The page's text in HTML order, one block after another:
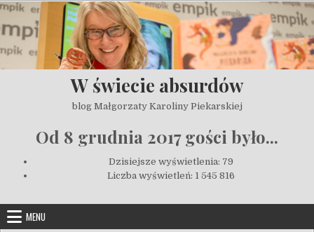
Skip to content
W świecie absurdów
blog Małgorzaty Karoliny Piekarskiej
Od 8 grudnia 2017 gości było...
Dzisiejsze wyświetlenia: 79
Liczba wyświetleń: 1 545 816
MENU